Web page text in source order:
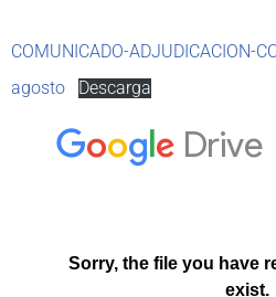
COMUNICADO-ADJUDICACION-
agosto
Descarga